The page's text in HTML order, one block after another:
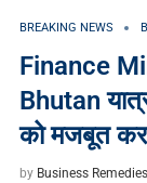
BREAKING NEWS
Finance
Bhutan
को मजबूत
by Business Remedies